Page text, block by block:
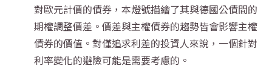
對歐元計價的債券，本燈號描繪了其與德國公債間的
期權調整價差。價差與主權債券的趨勢皆會影響主權
債券的價值。對僅追求利差的投資人來說，一個針對
利率變化的避險可能是需要考慮的。